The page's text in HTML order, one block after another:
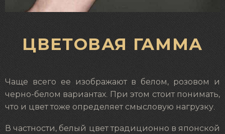
ЦВЕТОВАЯ ГАММА
Чаще всего ее изображают в белом, розовом и
черно-белом вариантах. При этом стоит понимать,
что и цвет тоже определяет смысловую нагрузку.
В частности, белый цвет традиционно в японской